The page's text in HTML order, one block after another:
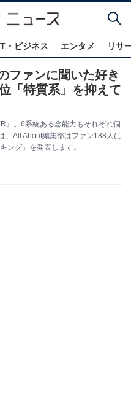
・ビジネス エンタメ リサ
ファンに聞いた好き
「特質系」を抑えて
』。6系統ある念能力もそれぞれ個
、All About編集部はファン188人に
ング」を発表します。